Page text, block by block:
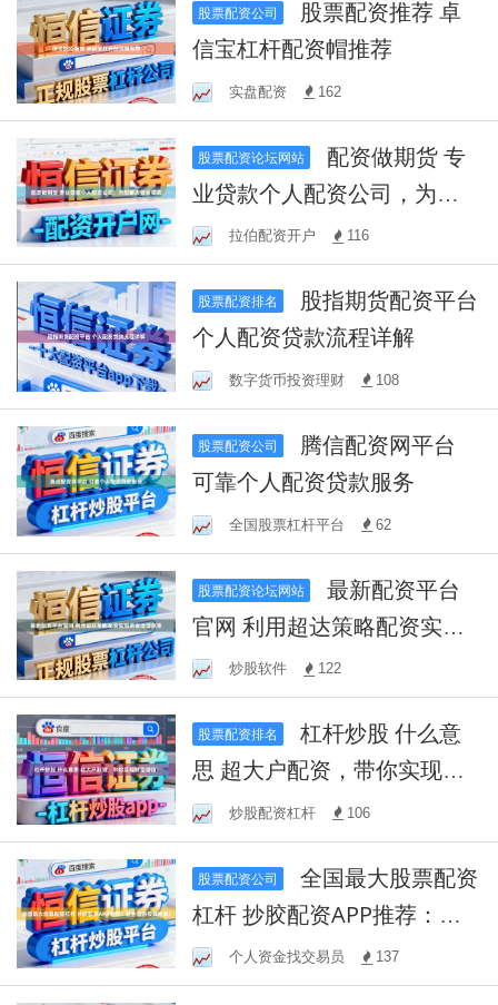
股票配资公司
信宝杠杆配资帽推荐
实盘配资 162
股票配资论坛网站
业贷款个人配资公司，为您
解决资金需求
拉伯配资开户 116
股票配资排名
个人配资贷款流程详解
数字货币投资理财 108
股票配资公司
可靠个人配资贷款服务
全国股票杠杆平台 62
股票配资论坛网站
最新配资平台
官网 利用超达策略配资实现
资金倍增效果
炒股软件 122
股票配资排名
杠杆炒股 什么意
思 超大户配资，带你实现财
富增值！
炒股配资杠杆 106
股票配资公司
全国最大股票配资
杠杆 抄胶配资APP推荐：最
全面的投资神器！
个人资金找交易员 137